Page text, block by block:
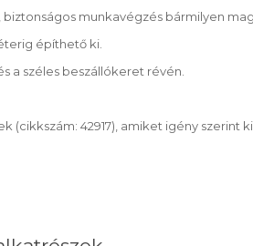
munkavégzés bármilyen
építhető ki.
a széles beszállókeret révén.
42917), amiket igény szerint